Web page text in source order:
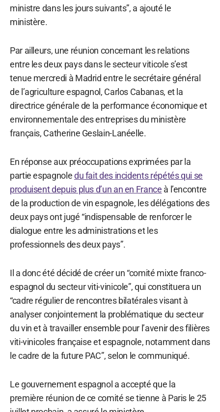
ministre dans les jours suivants”, a ajouté le
ministère.
Par ailleurs, une réunion concernant les relations
entre les deux pays dans le secteur viticole s’est
tenue mercredi à Madrid entre le secrétaire général
de l’agriculture espagnol, Carlos Cabanas, et la
directrice générale de la performance économique et
environnementale des entreprises du ministère
français, Catherine Geslain-Lanéelle.
En réponse aux préoccupations exprimées par la
partie espagnoledu fait des incidents répétés qui se
produisent depuis plus d’un an en France à l’encontre
de la production de vin espagnole, les délégations des
deux pays ont jugé “indispensable de renforcer le
dialogue entre les administrations et les
professionnels des deux pays”.
Il a donc été décidé de créer un “comité mixte franco-
espagnol du secteur viti-vinicole”, qui constituera un
“cadre régulier de rencontres bilatérales visant à
analyser conjointement la problématique du secteur
du vin et à travailler ensemble pour l’avenir des filières
viti-vinicoles française et espagnole, notamment dans
le cadre de la future PAC”, selon le communiqué.
Le gouvernement espagnol a accepté que la
première réunion de ce comité se tienne à Paris le 25